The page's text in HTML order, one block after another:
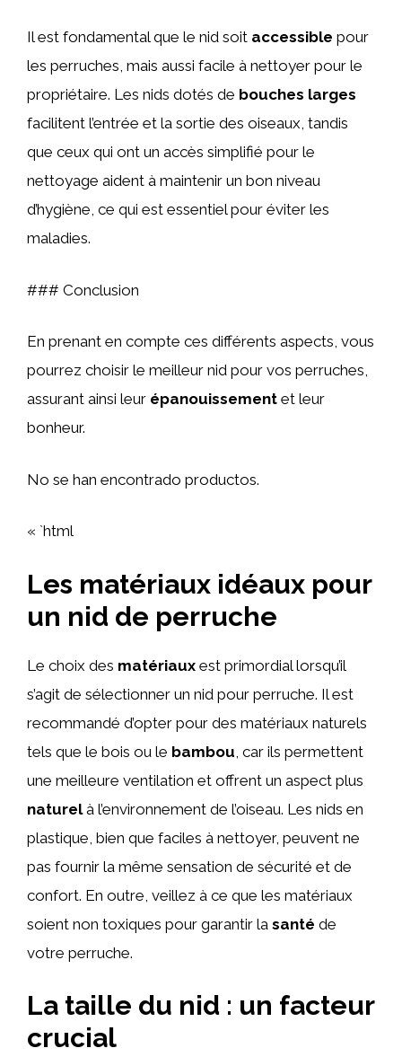
Il est fondamental que le nid soit accessible pour
les perruches, mais aussi facile à nettoyer pour le
propriétaire. Les nids dotés de bouches larges
facilitent l’entrée et la sortie des oiseaux, tandis
que ceux qui ont un accès simplifié pour le
nettoyage aident à maintenir un bon niveau
d’hygiène, ce qui est essentiel pour éviter les
maladies.
### Conclusion
En prenant en compte ces différents aspects, vous
pourrez choisir le meilleur nid pour vos perruches,
assurant ainsi leur épanouissement et leur
bonheur.
No se han encontrado productos.
« `html
Les matériaux idéaux pour
un nid de perruche
Le choix des matériaux est primordial lorsqu’il
s’agit de sélectionner un nid pour perruche. Il est
recommandé d’opter pour des matériaux naturels
tels que le bois ou le bambou , car ils permettent
une meilleure ventilation et offrent un aspect plus
naturelà l’environnement de l’oiseau. Les nids en
plastique, bien que faciles à nettoyer, peuvent ne
pas fournir la même sensation de sécurité et de
confort. En outre, veillez à ce que les matériaux
soient non toxiques pour garantir la santé de
votre perruche.
La taille du nid : un facteur
crucial